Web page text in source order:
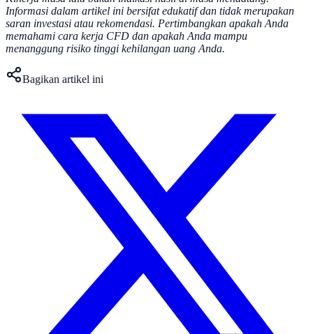
Informasi dalam artikel ini bersifat edukatif dan tidak merupakan
saran investasi atau rekomendasi. Pertimbangkan apakah Anda
memahami cara kerja CFD dan apakah Anda mampu
menanggung risiko tinggi kehilangan uang Anda.
Bagikan artikel ini